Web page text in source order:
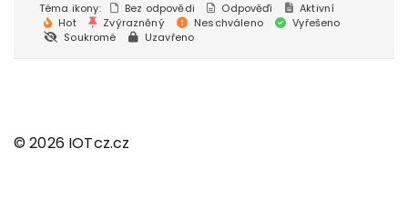
Téma ikony:
Bez odpovědi Odpověďi
Aktivní
Hot
Zvýrazněný Neschváleno
Vyřešeno
Soukromé
Uzavřeno
© 2026 IOTcz.cz